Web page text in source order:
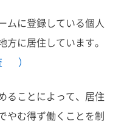
ムに登録している個人
方に居住しています。
）
ることによって、居住
やむ得ず働くことを制